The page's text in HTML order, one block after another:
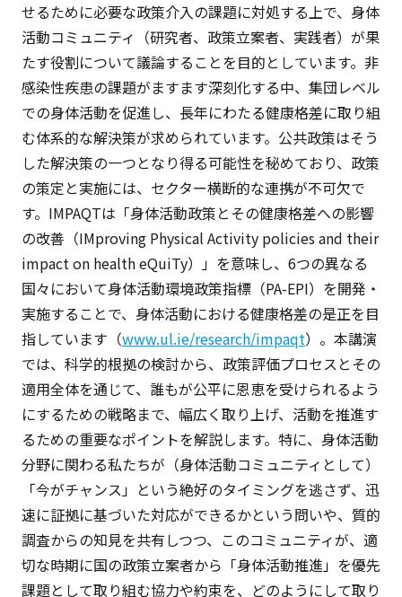
せるために必要な政策介入の課題に対処する上で、身体
活動コミュニティ（研究者、政策立案者、実践者）が果
たす役割について議論することを目的としています。非
感染性疾患の課題がますます深刻化する中、集団レベル
での身体活動を促進し、長年にわたる健康格差に取り組
む体系的な解決策が求められています。公共政策はそう
した解決策の一つとなり得る可能性を秘めており、政策
の策定と実施には、セクター横断的な連携が不可欠で
す。IMPAQTは「身体活動政策とその健康格差への影響
の改善（IMproving Physical Activity policies and their
impact on health eQuiTy）」を意味し、6つの異なる
国々において身体活動環境政策指標（PA-EPI）を開発・
実施することで、身体活動における健康格差の是正を目
指しています（www.ul.ie/research/impaqt）。本講演
では、科学的根拠の検討から、政策評価プロセスとその
適用全体を通じて、誰もが公平に恩恵を受けられるよう
にするための戦略まで、幅広く取り上げ、活動を推進す
るための重要なポイントを解説します。特に、身体活動
分野に関わる私たちが（身体活動コミュニティとして）
「今がチャンス」という絶好のタイミングを逃さず、迅
速に証拠に基づいた対応ができるかという問いや、質的
調査からの知見を共有しつつ、このコミュニティが、適
切な時期に国の政策立案者から「身体活動推進」を優先
課題として取り組む協力や約束を、どのようにして取り